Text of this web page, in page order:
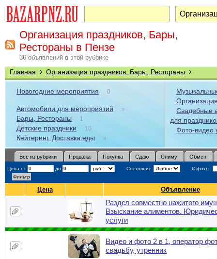
Организация праздников, Бары,
Рестораны в Пензе
36 объявлений в этой рубрике
Главная › Организация праздников, Бары, Рестораны ›
Новогодние мероприятия 0
Автомобили для мероприятий »
Бары, Рестораны 1
Детские праздники 10
Кейтеринг, Доставка еды »
Свадебные
для
Фото-видео
Все из рубрики Продажа Покупка Сдаю Сниму Обмен
Цена от до Состояние С фото
Цена Объявление
Раздел совместно нажитого
Взыскание алиментов.
услуги
Видео и фото 2 в 1, оператор
свадьбу, утренник